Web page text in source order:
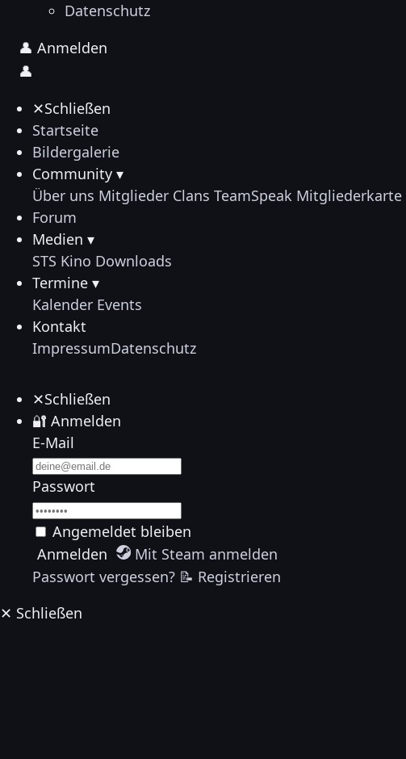
Datenschutz
👤 Anmelden
👤
✕Schließen
Startseite
Bildergalerie
Community ▾
Über uns Mitglieder Clans TeamSpeak Mitgliederkarte
Forum
Medien ▾
STS Kino Downloads
Termine ▾
Kalender Events
Kontakt
ImpressumDatenschutz
✕Schließen
🔐 Anmelden
E-Mail
Passwort
Angemeldet bleiben
Anmelden
Mit Steam anmelden
Passwort vergessen? 📝 Registrieren
✕ Schließen